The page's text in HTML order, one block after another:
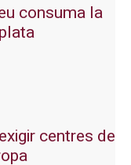
consuma la
centres de